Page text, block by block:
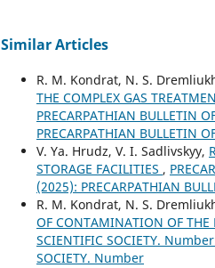
Similar Articles
R. М. Kondrat, N. S.
THE COMPLEX GAS
PRECARPATHIAN BULLETIN
PRECARPATHIAN BULLETIN
V. Ya. Hrudz, V. I. Sadlivskyy,
STORAGE FACILITIES ,
(2025): PRECARPATHIAN
R. M. Kondrat, N. S.
OF CONTAMINATION OF THE
SCIENTIFIC SOCIETY.
SOCIETY. Number